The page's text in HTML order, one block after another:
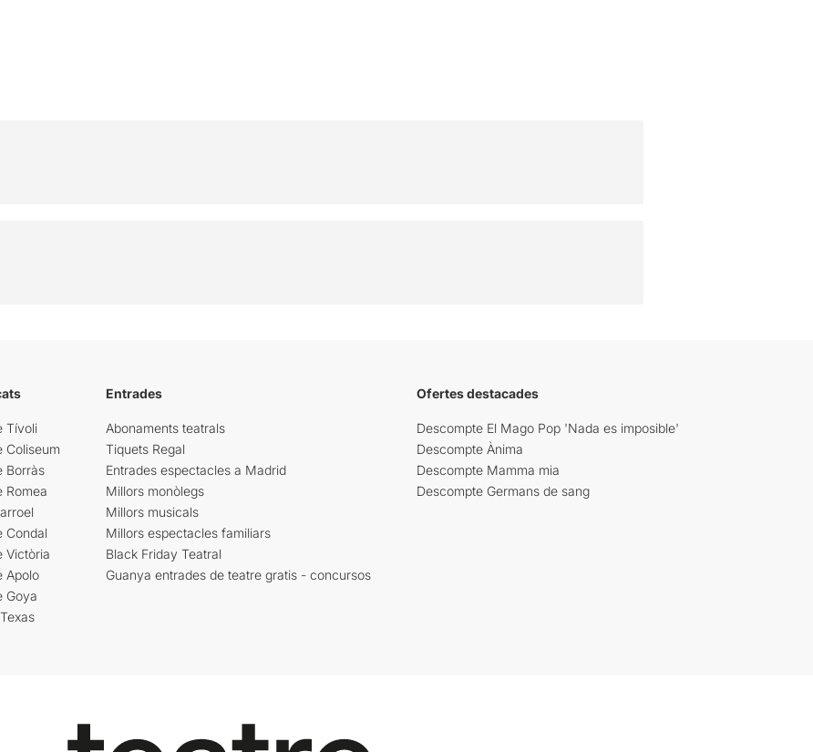
Tívoli
Coliseum
Borràs
Romea
Condal
Victòria
Apolo
Goya
Entrades
Abonaments teatrals
Tiquets Regal
Entrades espectacles a Madrid
Millors monòlegs
Millors musicals
Millors espectacles familiars
Black Friday Teatral
Guanya entrades de teatre gratis - concursos
Ofertes destacades
Descompte El Mago Pop 'Nada es imposible'
Descompte Ànima
Descompte Mamma mia
Descompte Germans de sang